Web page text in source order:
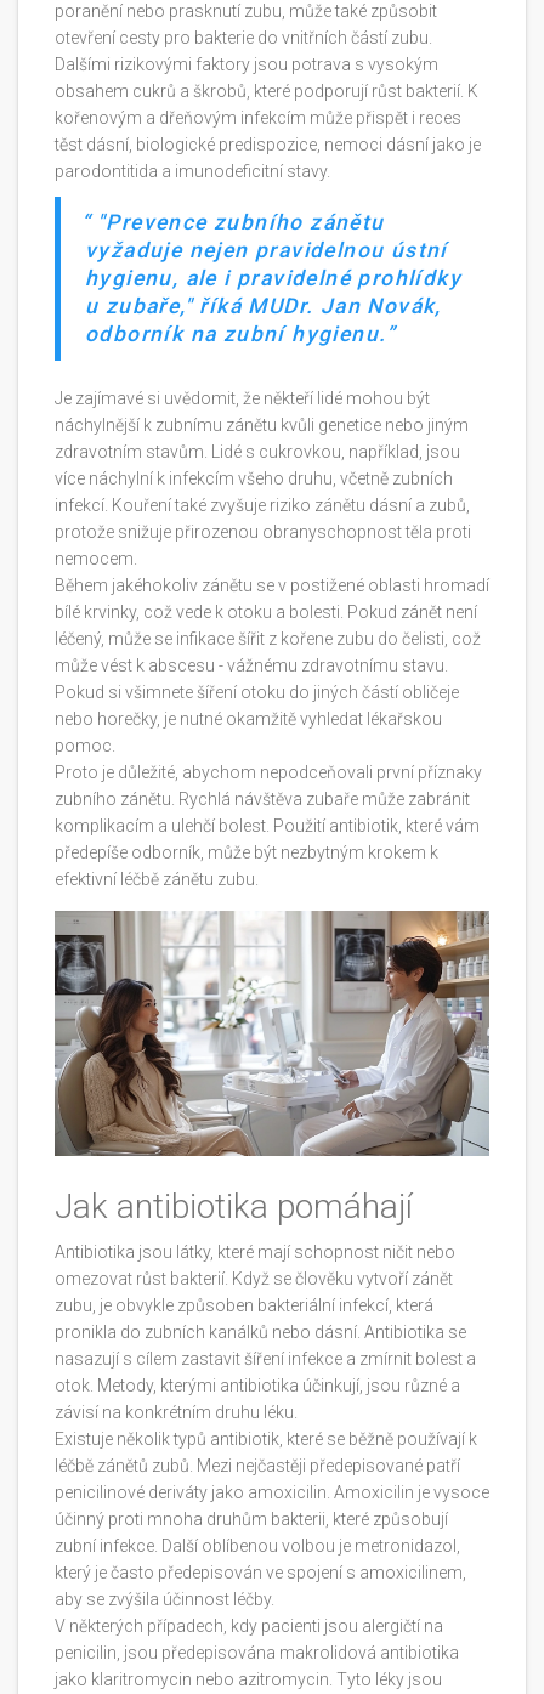
poranění nebo prasknutí zubu, může také způsobit
otevření cesty pro bakterie do vnitřních částí zubu.
Dalšími rizikovými faktory jsou potrava s vysokým
obsahem cukrů a škrobů, které podporují růst bakterií. K
kořenovým a dřeňovým infekcím může přispět i reces
těst dásní, biologické predispozice, nemoci dásní jako je
parodontitida a imunodeficitní stavy.
"Prevence zubního zánětu
vyžaduje nejen pravidelnou ústní
hygienu, ale i pravidelné prohlídky
u zubaře," říká MUDr. Jan Novák,
odborník na zubní hygienu.
Je zajímavé si uvědomit, že někteří lidé mohou být
náchylnější k zubnímu zánětu kvůli genetice nebo jiným
zdravotním stavům. Lidé s cukrovkou, například, jsou
více náchylní k infekcím všeho druhu, včetně zubních
infekcí. Kouření také zvyšuje riziko zánětu dásní a zubů,
protože snižuje přirozenou obranyschopnost těla proti
nemocem.
Během jakéhokoliv zánětu se v postižené oblasti hromadí
bílé krvinky, což vede k otoku a bolesti. Pokud zánět není
léčený, může se infikace šířit z kořene zubu do čelisti, což
může vést k abscesu - vážnému zdravotnímu stavu.
Pokud si všimnete šíření otoku do jiných částí obličeje
nebo horečky, je nutné okamžitě vyhledat lékařskou
pomoc.
Proto je důležité, abychom nepodceňovali první příznaky
zubního zánětu. Rychlá návštěva zubaře může zabránit
komplikacím a ulehčí bolest. Použití antibiotik, které vám
předepíše odborník, může být nezbytným krokem k
efektivní léčbě zánětu zubu.
Jak antibiotika pomáhají
Antibiotika jsou látky, které mají schopnost ničit nebo
omezovat růst bakterií. Když se člověku vytvoří zánět
zubu, je obvykle způsoben bakteriální infekcí, která
pronikla do zubních kanálků nebo dásní. Antibiotika se
nasazují s cílem zastavit šíření infekce a zmírnit bolest a
otok. Metody, kterými antibiotika účinkují, jsou různé a
závisí na konkrétním druhu léku.
Existuje několik typů antibiotik, které se běžně používají k
léčbě zánětů zubů. Mezi nejčastěji předepisované patří
penicilinové deriváty jako amoxicilin. Amoxicilin je vysoce
účinný proti mnoha druhům bakterii, které způsobují
zubní infekce. Další oblíbenou volbou je metronidazol,
který je často předepisován ve spojení s amoxicilinem,
aby se zvýšila účinnost léčby.
V některých případech, kdy pacienti jsou alergičtí na
penicilin, jsou předepisována makrolidová antibiotika
jako klaritromycin nebo azitromycin. Tyto léky jsou